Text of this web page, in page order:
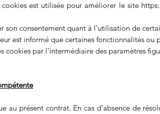
cookies est utilisée pour améliorer le site
son consentement quant à l’utilisation de
est informé que certaines fonctionnalités ou
cookies par l’intermédiaire des paramètres
au présent contrat. En cas d'absence de